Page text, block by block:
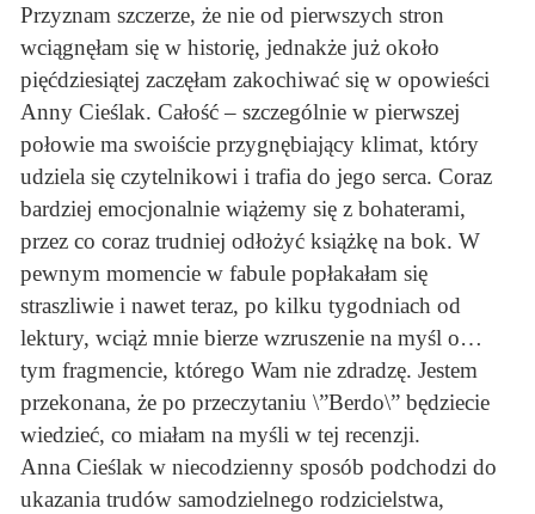
Przyznam szczerze, że nie od pierwszych stron
wciągnęłam się w historię, jednakże już około
pięćdziesiątej zaczęłam zakochiwać się w opowieści
Anny Cieślak. Całość – szczególnie w pierwszej
połowie ma swoiście przygnębiający klimat, który
udziela się czytelnikowi i trafia do jego serca. Coraz
bardziej emocjonalnie wiążemy się z bohaterami,
przez co coraz trudniej odłożyć książkę na bok. W
pewnym momencie w fabule popłakałam się
straszliwie i nawet teraz, po kilku tygodniach od
lektury, wciąż mnie bierze wzruszenie na myśl o…
tym fragmencie, którego Wam nie zdradzę. Jestem
przekonana, że po przeczytaniu \”Berdo\” będziecie
wiedzieć, co miałam na myśli w tej recenzji.
Anna Cieślak w niecodzienny sposób podchodzi do
ukazania trudów samodzielnego rodzicielstwa,